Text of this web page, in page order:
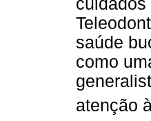
saúde
como
atenção